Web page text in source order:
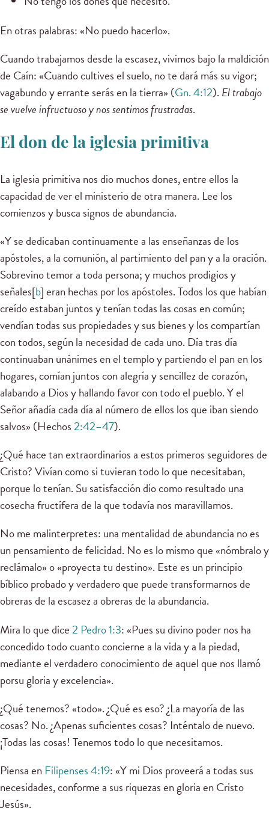
En otras palabras: «No puedo hacerlo».
Cuando trabajamos desde la escasez, vivimos bajo la maldición
de Caín: «Cuando cultives el suelo, no te dará más su vigor;
vagabundo y errante serás en la tierra» (Gn. 4:12). El trabajo
se vuelve infructuoso y nos sentimos frustradas.
El don de la iglesia primitiva
La iglesia primitiva nos dio muchos dones, entre ellos la
capacidad de ver el ministerio de otra manera. Lee los
comienzos y busca signos de abundancia.
«Y se dedicaban continuamente a las enseñanzas de los
apóstoles, a la comunión, al partimiento del pan y a la oración.
Sobrevino temor a toda persona; y muchos prodigios y
señales[b] eran hechas por los apóstoles. Todos los que habían
creído estaban juntos y tenían todas las cosas en común;
vendían todas sus propiedades y sus bienes y los compartían
con todos, según la necesidad de cada uno. Día tras día
continuaban unánimes en el templo y partiendo el pan en los
hogares, comían juntos con alegría y sencillez de corazón,
alabando a Dios y hallando favor con todo el pueblo. Y el
Señor añadía cada día al número de ellos los que iban siendo
salvos» (Hechos2:42–47).
¿Qué hace tan extraordinarios a estos primeros seguidores de
Cristo? Vivían como si tuvieran todo lo que necesitaban,
porque lo tenían. Su satisfacción dio como resultado una
cosecha fructífera de la que todavía nos maravillamos.
No me malinterpretes: una mentalidad de abundancia no es
un pensamiento de felicidad. No es lo mismo que «nómbralo y
reclámalo» o «proyecta tu destino». Este es un principio
bíblico probado y verdadero que puede transformarnos de
obreras de la escasez a obreras de la abundancia.
Mira lo que dice2 Pedro 1:3: «Pues su divino poder nos ha
concedido todo cuanto concierne a la vida y a la piedad,
mediante el verdadero conocimiento de aquel que nos llamó
porsu gloria y excelencia».
¿Qué tenemos? «todo». ¿Qué es eso? ¿La mayoría de las
cosas? No. ¿Apenas suficientes cosas? Inténtalo de nuevo.
¡Todas las cosas! Tenemos todo lo que necesitamos.
Piensa en Filipenses 4:19: «Y mi Dios proveerá a todas sus
necesidades, conforme a sus riquezas en gloria en Cristo
Jesús».